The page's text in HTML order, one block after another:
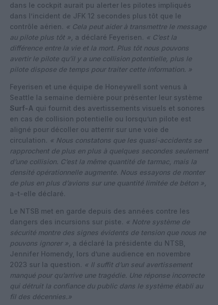
dans le cockpit aurait pu alerter les pilotes impliqués
dans l’incident de JFK 12 secondes plus tôt que le
contrôle aérien. « Cela peut aider à transmettre le message
au pilote plus tôt », a déclaré Feyerisen. « C’est la
différence entre la vie et la mort. Plus tôt nous pouvons
avertir le pilote qu’il y a une collision potentielle, plus le
pilote dispose de temps pour traiter cette information. »
Feyerisen et une équipe de Honeywell sont venus à
Seattle la semaine dernière pour présenter leur système
Surf-A qui fournit des avertissements visuels et sonores
en cas de collision potentielle ou lorsqu’un pilote est
aligné pour décoller ou atterrir sur une voie de
circulation. « Nous constatons que les quasi-accidents se
rapprochent de plus en plus à quelques secondes seulement
d’une collision. C’est la même quantité de tarmac, mais la
densité opérationnelle augmente. Nous essayons de monter
de plus en plus d’avions sur une quantité limitée de béton »,
a-t-elle déclaré.
Le NTSB met en garde depuis des années contre les
dangers des incursions sur piste. « Notre système de
sécurité montre des signes évidents de tension que nous ne
pouvons ignorer », a déclaré la présidente du NTSB,
Jennifer Homendy, lors d’une audience en novembre
2023 sur la question. « Il suffit d’un seul avertissement
manqué pour qu’arrive une tragédie. Une réponse incorrecte
qui détruit la confiance du public dans le système établi au
fil des décennies.»